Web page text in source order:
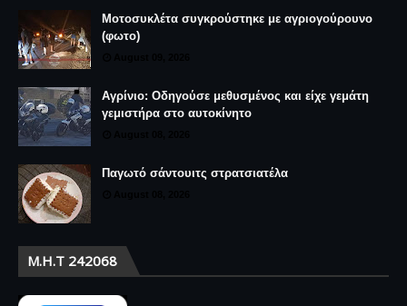
Μοτοσυκλέτα συγκρούστηκε με αγριογούρουνο
(φωτο)
Αγρίνιο: Οδηγούσε μεθυσμένος και είχε γεμάτη
γεμιστήρα στο αυτοκίνητο
Παγωτό σάντουιτς στρατσιατέλα
Μ.Η.Τ 242068